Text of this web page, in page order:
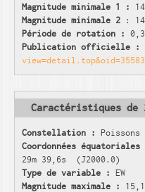
Magnitude minimale 1 :
Magnitude minimale 2 :
Période de rotation :
Publication officielle :
Caractéristiques de
Constellation : Poissons
Coordonnées équatoriales
29m 39,6s (J2000.0)
Type de variable : EW
Magnitude maximale :